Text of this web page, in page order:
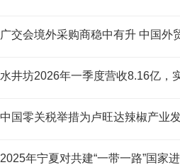
广交会境外采购商稳中有升 中国外
水井坊2026年一季度营收8.16亿，
中国零关税举措为卢旺达辣椒产业
2025年宁夏对共建“一带一路”国家